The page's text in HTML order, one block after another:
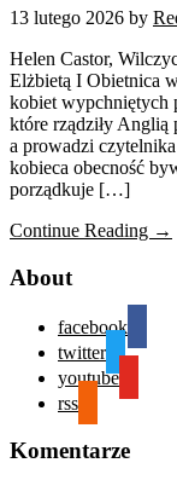
13 lutego 2026 by
Helen Castor,
Elżbietą I Obietnica
kobiet wypchniętych
które rządziły Anglią
a prowadzi
kobieca obecność
porządkuje […]
Continue Reading →
About
facebook
twitter
youtube
rss
Komentarze